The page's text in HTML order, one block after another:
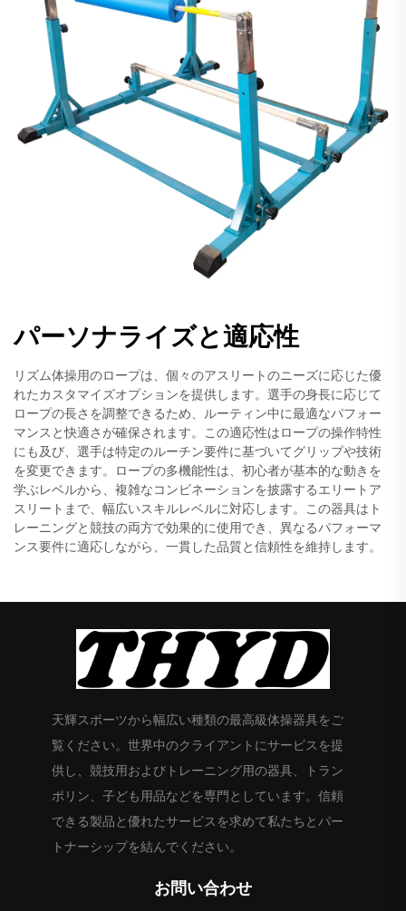
パーソナライズと適応性
リズム体操用のロープは、個々のアスリートのニーズに応じた優
れたカスタマイズオプションを提供します。選手の身長に応じて
ロープの長さを調整できるため、ルーティン中に最適なパフォー
マンスと快適さが確保されます。この適応性はロープの操作特性
にも及び、選手は特定のルーチン要件に基づいてグリップや技術
を変更できます。ロープの多機能性は、初心者が基本的な動きを
学ぶレベルから、複雑なコンビネーションを披露するエリートア
スリートまで、幅広いスキルレベルに対応します。この器具はト
レーニングと競技の両方で効果的に使用でき、異なるパフォーマ
ンス要件に適応しながら、一貫した品質と信頼性を維持します。
天輝スポーツから幅広い種類の最高級体操器具をご
覧ください。世界中のクライアントにサービスを提
供し、競技用およびトレーニング用の器具、トラン
ポリン、子ども用品などを専門としています。信頼
できる製品と優れたサービスを求めて私たちとパー
トナーシップを結んでください。
お問い合わせ